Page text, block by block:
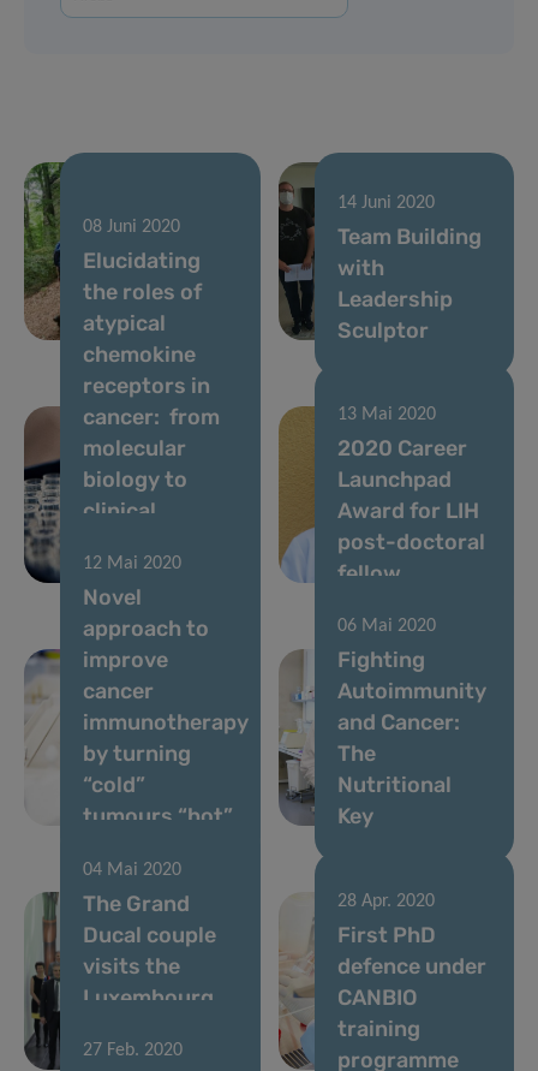
Lab Hike
though the
Luxembourgish
Switzerland
14 Juni 2020
Team Building
with
Leadership
Sculptor
08 Juni 2020
Elucidating
the roles of
atypical
chemokine
receptors in
cancer: from
molecular
biology to
clinical
therapy
13 Mai 2020
2020 Career
Launchpad
Award for LIH
post-doctoral
fellow
12 Mai 2020
Novel
approach to
improve
cancer
immunotherapy
by turning
“cold”
tumours “hot”
06 Mai 2020
Fighting
Autoimmunity
and Cancer:
The
Nutritional
Key
04 Mai 2020
The Grand
Ducal couple
visits the
Luxembourg
Health
28 Apr. 2020
First PhD
defence under
CANBIO
training
programme
27 Feb. 2020